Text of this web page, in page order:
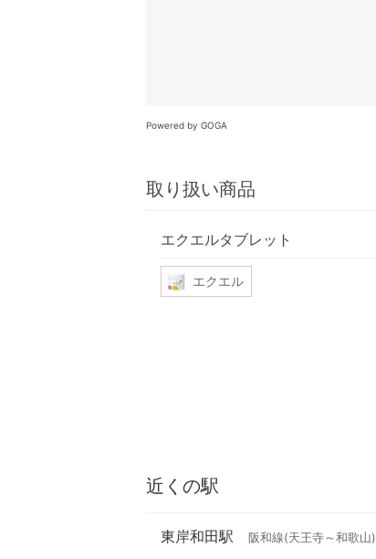
Powered by GOGA
取り扱い商品
エクエルタブレット
エクエル
近くの駅
東岸和田駅 阪和線(天王寺～和歌山)